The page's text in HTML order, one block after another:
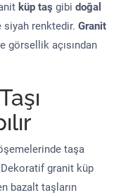
küp taş gibi doğal
siyah renktedir. Granit
görsellik açısından
taşa
Dekoratif granit küp
bazalt taşların